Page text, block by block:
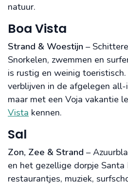
natuur.
Boa Vista
Strand & Woestijn –
Snorkelen, zwemmen en
is rustig en weinig
verblijven in de afgelegen
maar met een Voja vakantie
Vista kennen.
Sal
Zon, Zee & Strand –
en het gezellige dorpje
restaurantjes, muziek,